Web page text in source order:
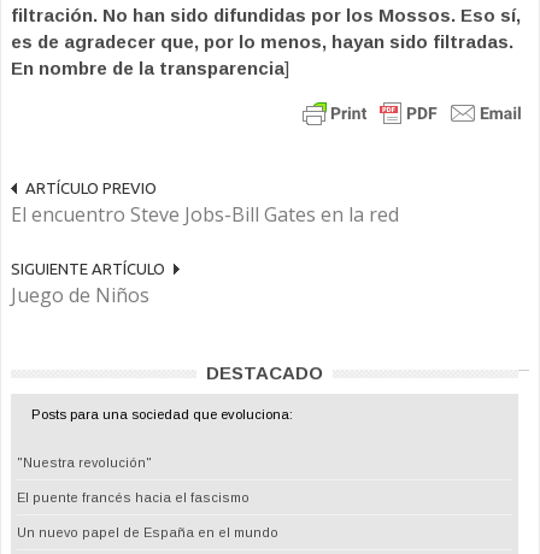
filtración. No han sido difundidas por los Mossos. Eso sí,
es de agradecer que, por lo menos, hayan sido filtradas.
En nombre de la transparencia]
ARTÍCULO PREVIO
El encuentro Steve Jobs-Bill Gates en la red
SIGUIENTE ARTÍCULO
Juego de Niños
DESTACADO
Posts para una sociedad que evoluciona:
"Nuestra revolución"
El puente francés hacia el fascismo
Un nuevo papel de España en el mundo